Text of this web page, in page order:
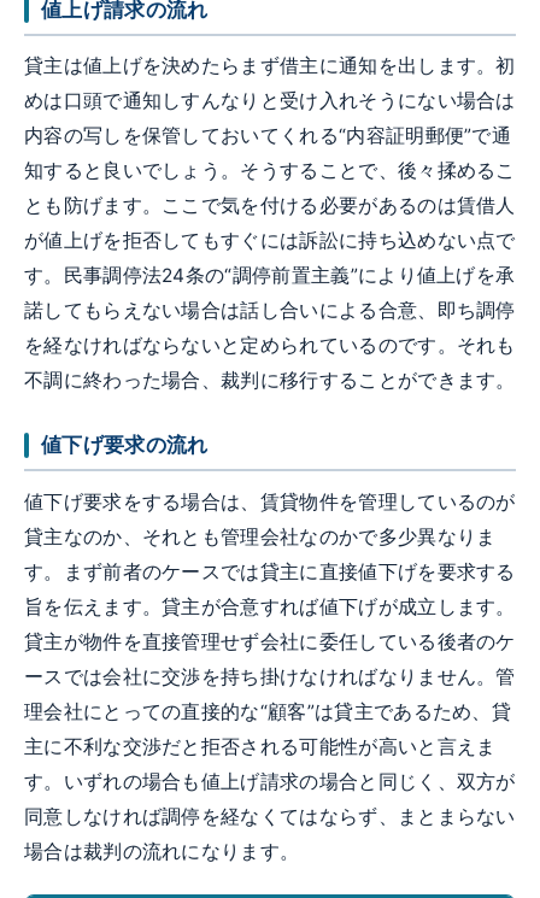
値上げ請求の流れ
貸主は値上げを決めたらまず借主に通知を出します。初
めは口頭で通知しすんなりと受け入れそうにない場合は
内容の写しを保管しておいてくれる“内容証明郵便”で通
知すると良いでしょう。そうすることで、後々揉めるこ
とも防げます。ここで気を付ける必要があるのは賃借人
が値上げを拒否してもすぐには訴訟に持ち込めない点で
す。民事調停法24条の“調停前置主義”により値上げを承
諾してもらえない場合は話し合いによる合意、即ち調停
を経なければならないと定められているのです。それも
不調に終わった場合、裁判に移行することができます。
値下げ要求の流れ
値下げ要求をする場合は、賃貸物件を管理しているのが
貸主なのか、それとも管理会社なのかで多少異なりま
す。まず前者のケースでは貸主に直接値下げを要求する
旨を伝えます。貸主が合意すれば値下げが成立します。
貸主が物件を直接管理せず会社に委任している後者のケ
ースでは会社に交渉を持ち掛けなければなりません。管
理会社にとっての直接的な“顧客”は貸主であるため、貸
主に不利な交渉だと拒否される可能性が高いと言えま
す。いずれの場合も値上げ請求の場合と同じく、双方が
同意しなければ調停を経なくてはならず、まとまらない
場合は裁判の流れになります。